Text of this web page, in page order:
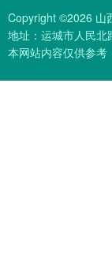
Copyright ©2026
地址：运城市人民
本网站内容仅供参